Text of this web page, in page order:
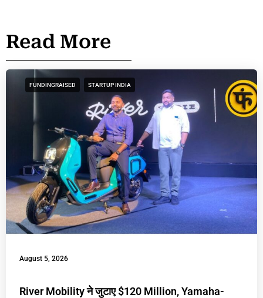
Read More
FUNDINGRAISED STARTUP INDIA
August 5, 2026
River Mobility ने जुटाए $120 Million, Yamaha-